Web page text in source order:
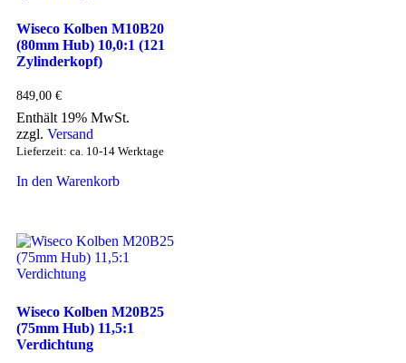
Wiseco Kolben M10B20
(80mm Hub) 10,0:1 (121
Zylinderkopf)
849,00 €
Enthält 19% MwSt.
zzgl. Versand
Lieferzeit: ca. 10-14 Werktage
In den Warenkorb
Wiseco Kolben M20B25
(75mm Hub) 11,5:1
Verdichtung